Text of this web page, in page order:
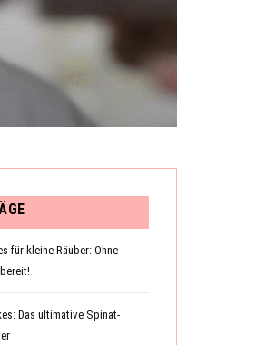
K
für kleine Räuber: Ohne
Das ultimative Spinat-